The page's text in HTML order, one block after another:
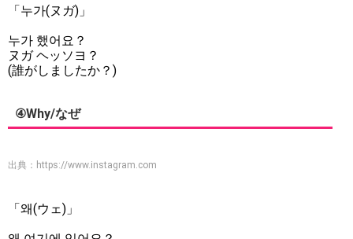
「누가(ヌガ)」
누가 했어요？
ヌガ ヘッソヨ？
(誰がしましたか？)
④Why/なぜ
出典： https://www.instagram.com
「왜(ウェ)」